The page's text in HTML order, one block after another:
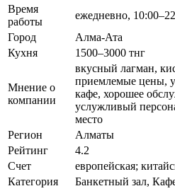
Время
работы
ежедневно,
Город
Алма-Ата
Кухня
1500–3000 тнг
Мнение о
компании
вкусный лагман,
приемлемые цены,
кафе, хорошее
услужливый
место
Регион
Алматы
Рейтинг
4.2
Счет
европейская;
Категория
Банкетный зал,